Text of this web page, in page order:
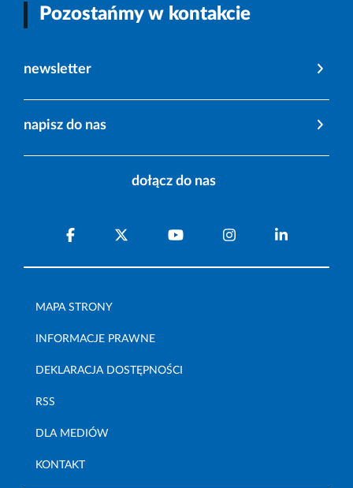
Pozostańmy w kontakcie
newsletter
napisz do nas
dołącz do nas
MAPA STRONY
INFORMACJE PRAWNE
DEKLARACJA DOSTĘPNOŚCI
RSS
DLA MEDIÓW
KONTAKT